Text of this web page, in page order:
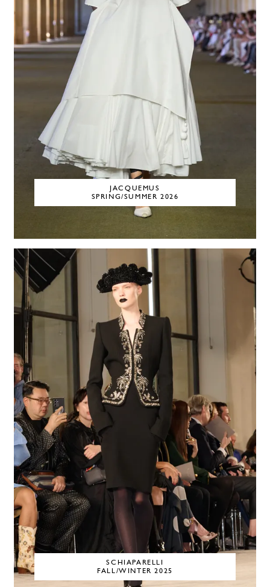
JACQUEMUS
SPRING/SUMMER 2026
SCHIAPARELLI
FALL/WINTER 2025